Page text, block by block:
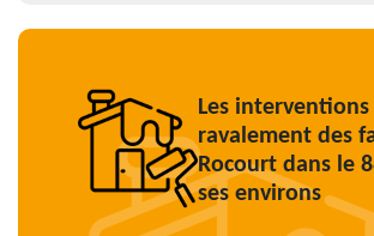
Les interventions
ravalement des
Rocourt dans le
ses environs